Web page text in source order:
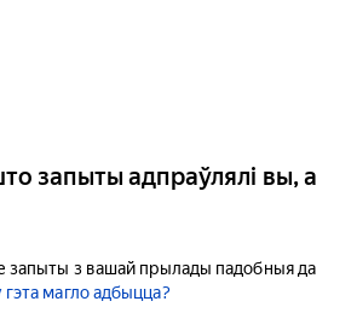
запыты адпраўлялі вы, а
запыты з вашай прылады падобныя да
магло адбыцца?